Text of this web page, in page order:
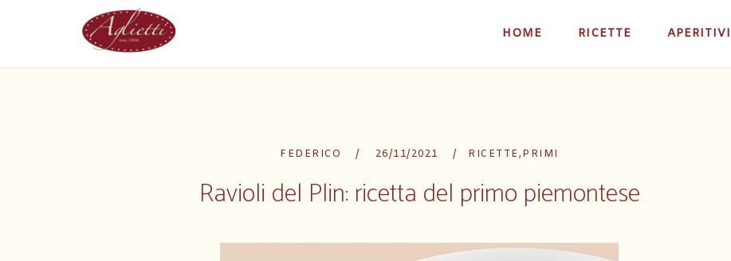
Home
HOME
RICETTE APERITIVI
26/11/2021 RICETTE,PRIMI
Ravioli del Plin: ricetta del primo piemontese